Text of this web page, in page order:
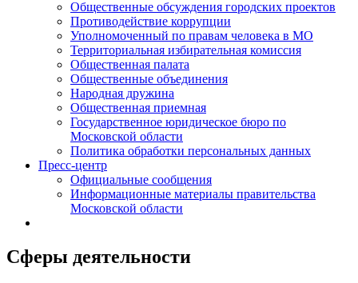
Общественные обсуждения городских проектов
Противодействие коррупции
Уполномоченный по правам человека в МО
Территориальная избирательная комиссия
Общественная палата
Общественные объединения
Народная дружина
Общественная приемная
Государственное юридическое бюро по
Московской области
Политика обработки персональных данных
Пресс-центр
Официальные сообщения
Информационные материалы правительства
Московской области
Сферы деятельности